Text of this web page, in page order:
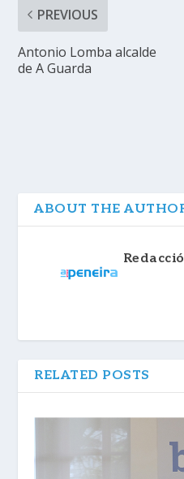
PREVIOUS
Antonio Lomba alcalde
de A Guarda
ABOUT THE
RELATED POSTS